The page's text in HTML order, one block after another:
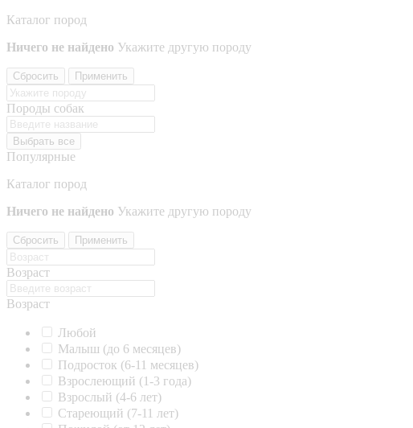
Каталог пород
Ничего не найдено Укажите другую породу
Сбросить Применить
Породы собак
Выбрать все
Популярные
Каталог пород
Ничего не найдено Укажите другую породу
Сбросить Применить
Возраст
Возраст
Любой
Малыш (до 6 месяцев)
Подросток (6-11 месяцев)
Взрослеющий (1-3 года)
Взрослый (4-6 лет)
Стареющий (7-11 лет)